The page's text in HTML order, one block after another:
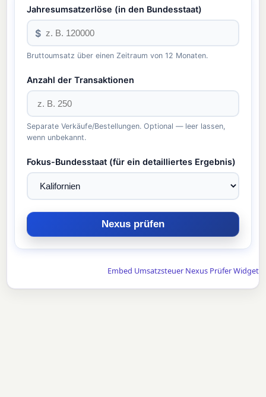
Jahresumsatzerlöse (in den Bundesstaat)
$
Bruttoumsatz über einen Zeitraum von 12 Monaten.
Anzahl der Transaktionen
Separate Verkäufe/Bestellungen. Optional — leer lassen,
wenn unbekannt.
Fokus-Bundesstaat (für ein detailliertes Ergebnis)
Embed Umsatzsteuer Nexus Prüfer Widget